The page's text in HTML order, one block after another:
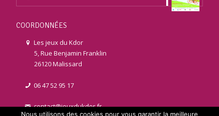
COORDONNÉES
Les jeux du Kdor
5, Rue Benjamin Franklin
26120 Malissard
06 47 52 95 17
contact@jeuxdukdor.fr
Nous utilisons des cookies pour vous garantir la meilleure